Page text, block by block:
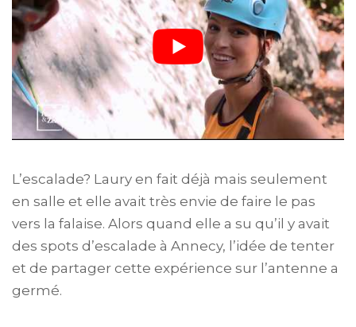
L’escalade? Laury en fait déjà mais seulement
en salle et elle avait très envie de faire le pas
vers la falaise. Alors quand elle a su qu’il y avait
des spots d’escalade à Annecy, l’idée de tenter
et de partager cette expérience sur l’antenne a
germé.